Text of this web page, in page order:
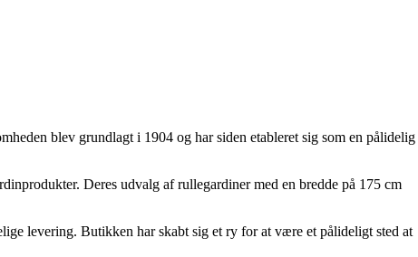
blev grundlagt i 1904 og har siden etableret sig som en pålidelig
Deres udvalg af rullegardiner med en bredde på 175 cm
levering. Butikken har skabt sig et ry for at være et pålideligt sted at